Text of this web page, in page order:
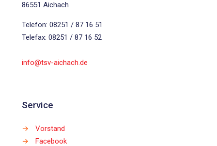
86551 Aichach
Telefon: 08251 / 87 16 51
Telefax: 08251 / 87 16 52
info@tsv-aichach.de
Service
→
Vorstand
→
Facebook